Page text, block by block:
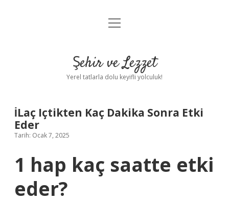
Anasayfa
Yasal Uyarı
menüyü
Şehir ve Lezzet
Yerel tatlarla dolu keyifli yolculuk!
İLaç Içtikten Kaç Dakika Sonra Etki
Eder
Tarih: Ocak 7, 2025
1 hap kaç saatte etki
eder?